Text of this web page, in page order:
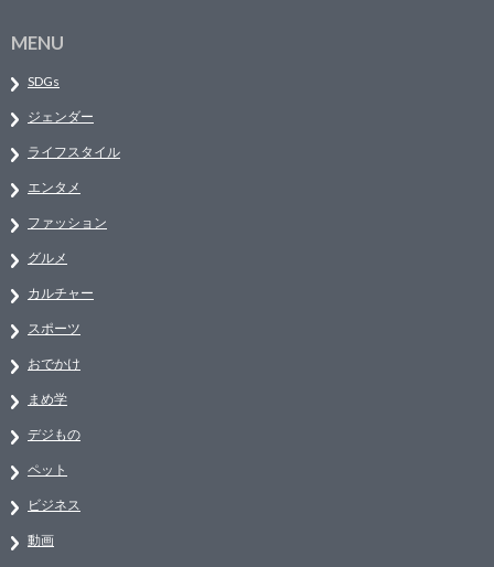
MENU
SDGs
ジェンダー
ライフスタイル
エンタメ
ファッション
グルメ
カルチャー
スポーツ
おでかけ
まめ学
デジもの
ペット
ビジネス
動画